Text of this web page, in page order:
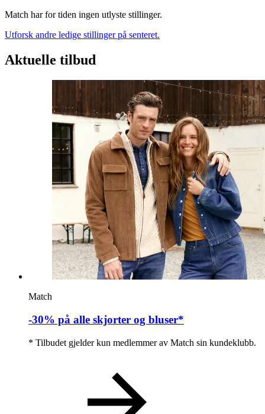
Match har for tiden ingen utlyste stillinger.
Utforsk andre ledige stillinger på senteret.
Aktuelle tilbud
Match
-30% på alle skjorter og bluser*
* Tilbudet gjelder kun medlemmer av Match sin kundeklubb.